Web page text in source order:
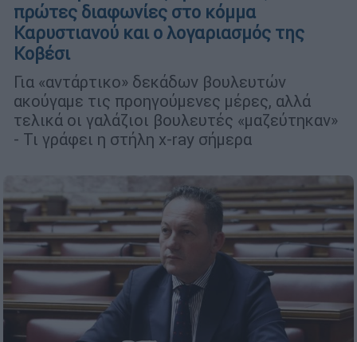
πρώτες διαφωνίες στο κόμμα
Καρυστιανού και ο λογαριασμός της
Κοβέσι
Για «αντάρτικο» δεκάδων βουλευτών
ακούγαμε τις προηγούμενες μέρες, αλλά
τελικά οι γαλάζιοι βουλευτές «μαζεύτηκαν»
- Τι γράφει η στήλη x-ray σήμερα